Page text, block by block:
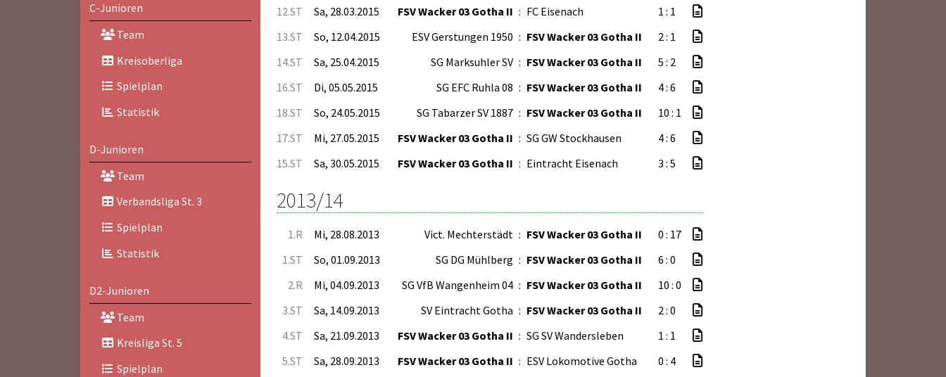
C-Junioren
Team
Kreisoberliga
Spielplan
Statistik
D-Junioren
Team
Verbandsliga St. 3
Spielplan
Statistik
D2-Junioren
Team
Kreisliga St. 5
Spielplan
12.ST
Sa, 28.03.2015 FSV Wacker 03 Gotha II : FC Eisenach
1 : 1
13.ST
So, 12.04.2015 ESV Gerstungen 1950 : FSV Wacker 03 Gotha II
2 : 1
14.ST
Sa, 25.04.2015 SG Marksuhler SV : FSV Wacker 03 Gotha II
5 : 2
16.ST
Di, 05.05.2015 SG EFC Ruhla 08 : FSV Wacker 03 Gotha II
4 : 6
18.ST
So, 24.05.2015 SG Tabarzer SV 1887 : FSV Wacker 03 Gotha II
10 : 1
17.ST
Mi, 27.05.2015 FSV Wacker 03 Gotha II : SG GW Stockhausen
4 : 6
15.ST
Sa, 30.05.2015 FSV Wacker 03 Gotha II : Eintracht Eisenach 3 : 5
2013/14
1.R Mi, 28.08.2013 Vict. Mechterstädt : FSV Wacker 03 Gotha II
0 : 17
1.ST
So, 01.09.2013 SG DG Mühlberg : FSV Wacker 03 Gotha II
6 : 0
2.R
Mi, 04.09.2013 SG VfB Wangenheim 04 : FSV Wacker 03 Gotha II
10 : 0
3.ST
Sa, 14.09.2013 SV Eintracht Gotha : FSV Wacker 03 Gotha II
2 : 0
4.ST
Sa, 21.09.2013 FSV Wacker 03 Gotha II : SG SV Wandersleben
1 : 1
5.ST
Sa, 28.09.2013 FSV Wacker 03 Gotha II : ESV Lokomotive Gotha
0 : 4